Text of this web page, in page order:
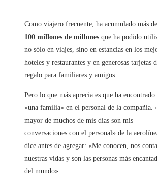
Como viajero frecuente, ha acumulado más de
100 millones de millones que ha podido
no sólo en viajes, sino en estancias en los
hoteles y restaurantes y en generosas tarjetas
regalo para familiares y amigos.
Pero lo que más aprecia es que ha encontrado
«una familia» en el personal de la compañía.
mayor de muchos de mis días son mis
conversaciones con el personal» de la
dice antes de agregar: «Me conocen, nos
nuestras vidas y son las personas más
del mundo».